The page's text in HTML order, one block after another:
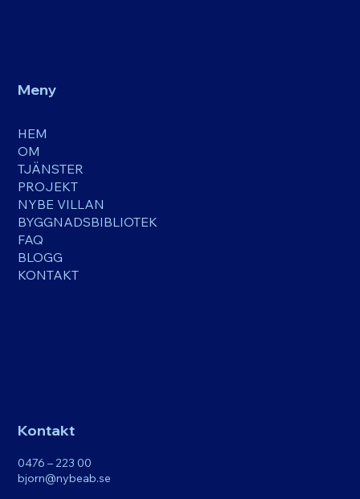
Meny
HEM
OM
TJÄNSTER
PROJEKT
NYBE VILLAN
BYGGNADSBIBLIOTEK
FAQ
BLOGG
KONTAKT
Kontakt
0476 – 223 00
bjorn@nybeab.se